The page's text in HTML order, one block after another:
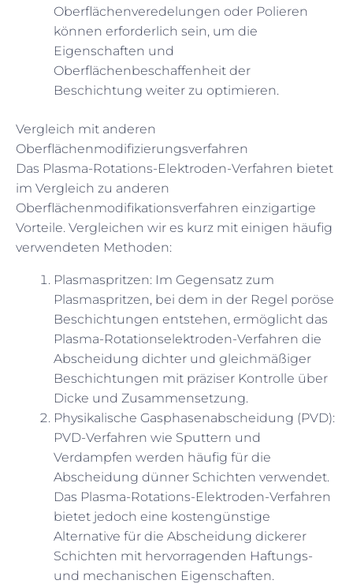
Oberflächenveredelungen oder Polieren
können erforderlich sein, um die
Eigenschaften und
Oberflächenbeschaffenheit der
Beschichtung weiter zu optimieren.
Vergleich mit anderen
Oberflächenmodifizierungsverfahren
Das Plasma-Rotations-Elektroden-Verfahren bietet
im Vergleich zu anderen
Oberflächenmodifikationsverfahren einzigartige
Vorteile. Vergleichen wir es kurz mit einigen häufig
verwendeten Methoden:
Plasmaspritzen: Im Gegensatz zum
Plasmaspritzen, bei dem in der Regel poröse
Beschichtungen entstehen, ermöglicht das
Plasma-Rotationselektroden-Verfahren die
Abscheidung dichter und gleichmäßiger
Beschichtungen mit präziser Kontrolle über
Dicke und Zusammensetzung.
Physikalische Gasphasenabscheidung (PVD):
PVD-Verfahren wie Sputtern und
Verdampfen werden häufig für die
Abscheidung dünner Schichten verwendet.
Das Plasma-Rotations-Elektroden-Verfahren
bietet jedoch eine kostengünstige
Alternative für die Abscheidung dickerer
Schichten mit hervorragenden Haftungs-
und mechanischen Eigenschaften.